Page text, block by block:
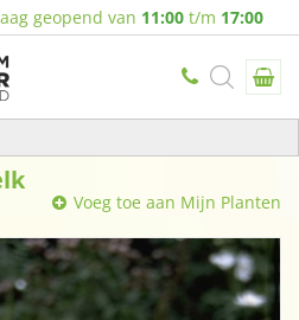
geopend van 11:00 t/m 17:00
Voeg toe aan Mijn Planten